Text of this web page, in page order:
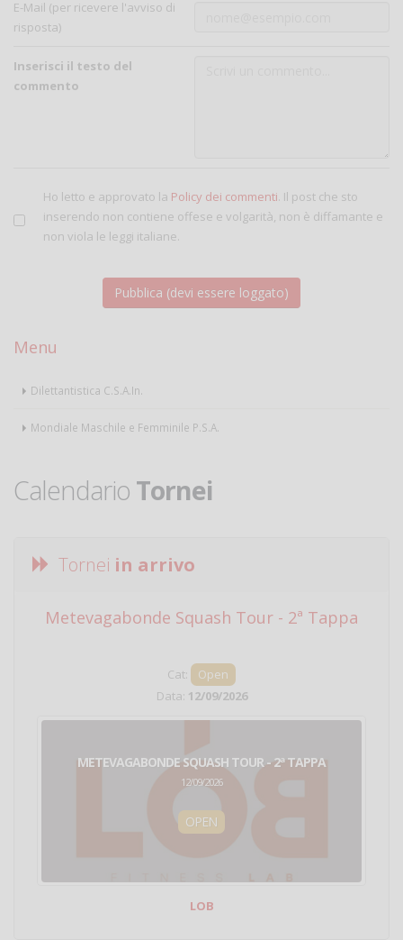
E-Mail (per ricevere l'avviso di
risposta)
Inserisci il testo del
commento
Ho letto e approvato la Policy dei commenti. Il post che sto
inserendo non contiene offese e volgarità, non è diffamante e
non viola le leggi italiane.
Menu
Dilettantistica C.S.A.In.
Mondiale Maschile e Femminile P.S.A.
Calendario Tornei
Tornei in arrivo
Metevagabonde Squash Tour - 2ª Tappa
Cat:
Open
Data: 12/09/2026
METEVAGABONDE SQUASH TOUR - 2ª TAPPA
12/09/2026
OPEN
LOB